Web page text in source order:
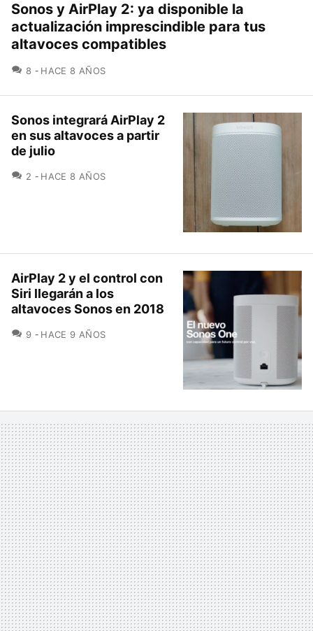
Sonos y AirPlay 2: ya disponible la
actualización imprescindible para tus
altavoces compatibles
8 COMENTARIOS
HACE 8 AÑOS
Sonos integrará AirPlay 2
en sus altavoces a partir
de julio
2 COMENTARIOS
HACE 8 AÑOS
AirPlay 2 y el control con
Siri llegarán a los
altavoces Sonos en 2018
9 COMENTARIOS
HACE 9 AÑOS